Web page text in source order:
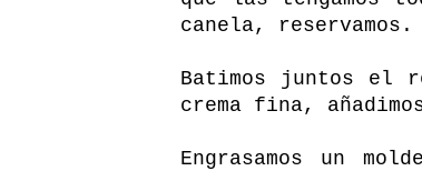
canela, reservamos.
Batimos juntos el
crema fina,
Engrasamos un